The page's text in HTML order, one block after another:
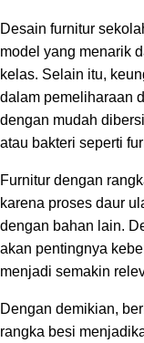
Desain furnitur
model yang menarik
kelas. Selain itu,
dalam pemeliharaan
dengan mudah
atau bakteri seperti
Furnitur dengan
karena proses daur
dengan bahan lain.
akan pentingnya
menjadi semakin
Dengan demikian,
rangka besi